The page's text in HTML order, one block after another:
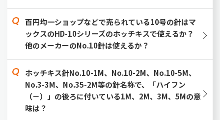
百円均一ショップなどで売られている10号の針はマ
ックスのHD-10シリーズのホッチキスで使えるか？
他のメーカーのNo.10針は使えるか？
ホッチキス針No.10-1M、No.10-2M、No.10-5M、
No.3-3M、No.35-2M等の針名称で、「ハイフン
（－）」の後ろに付いている1M、2M、3M、5Mの意
味は？